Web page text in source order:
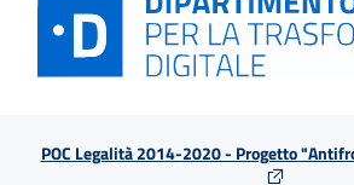
POC Legalità 2014-2020 - Progetto